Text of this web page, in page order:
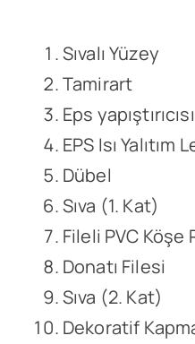
Sıvalı Yüzey
Tamirart
Eps yapıştırıcısı
EPS Isı Yalıtım
Dübel
Sıva (1. Kat)
Fileli PVC Köşe
Donatı Filesi
Sıva (2. Kat)
Dekoratif